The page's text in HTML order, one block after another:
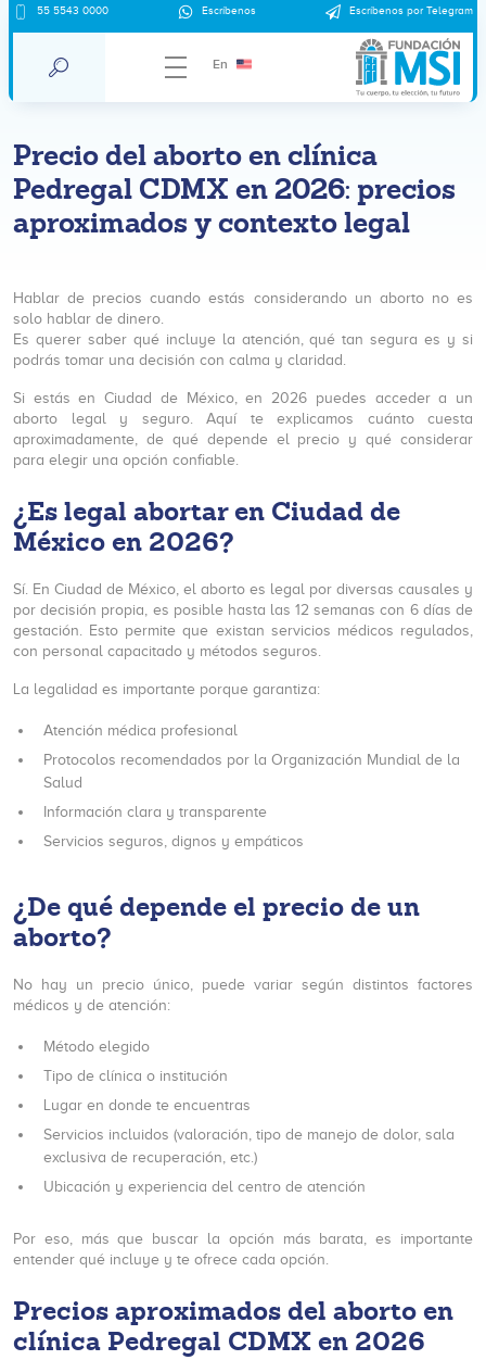
55 5543 0000 Escríbenos Escríbenos por Telegram
En
Precio del aborto en clínica
Pedregal CDMX en 2026: precios
aproximados y contexto legal
Hablar de precios cuando estás considerando un aborto no es
solo hablar de dinero.
Es querer saber qué incluye la atención, qué tan segura es y si
podrás tomar una decisión con calma y claridad.
Si estás en Ciudad de México, en 2026 puedes acceder a un
aborto legal y seguro. Aquí te explicamos cuánto cuesta
aproximadamente, de qué depende el precio y qué considerar
para elegir una opción confiable.
¿Es legal abortar en Ciudad de
México en 2026?
Sí. En Ciudad de México, el aborto es legal por diversas causales y
por decisión propia, es posible hasta las 12 semanas con 6 días de
gestación. Esto permite que existan servicios médicos regulados,
con personal capacitado y métodos seguros.
La legalidad es importante porque garantiza:
Atención médica profesional
Protocolos recomendados por la Organización Mundial de la
Salud
Información clara y transparente
Servicios seguros, dignos y empáticos
¿De qué depende el precio de un
aborto?
No hay un precio único, puede variar según distintos factores
médicos y de atención:
Método elegido
Tipo de clínica o institución
Lugar en donde te encuentras
Servicios incluidos (valoración, tipo de manejo de dolor, sala
exclusiva de recuperación, etc.)
Ubicación y experiencia del centro de atención
Por eso, más que buscar la opción más barata, es importante
entender qué incluye y te ofrece cada opción.
Precios aproximados del aborto en
clínica Pedregal CDMX en 2026